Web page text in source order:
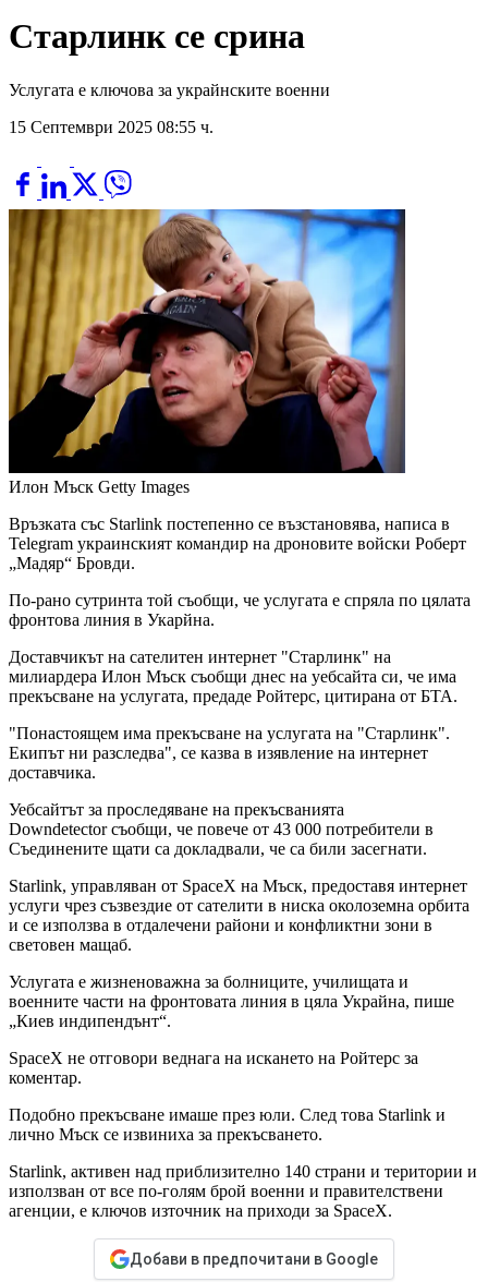
Старлинк се срина
Услугата е ключова за украйнските военни
15 Септември 2025 08:55 ч.
Илон Мъск Getty Images
Връзката със Starlink постепенно се възстановява, написа в
Telegram украинският командир на дроновите войски Роберт
„Мадяр“ Бровди.
По-рано сутринта той съобщи, че услугата е спряла по цялата
фронтова линия в Укарйна.
Доставчикът на сателитен интернет "Старлинк" на
милиардера Илон Мъск съобщи днес на уебсайта си, че има
прекъсване на услугата, предаде Ройтерс, цитирана от БТА.
"Понастоящем има прекъсване на услугата на "Старлинк".
Екипът ни разследва", се казва в изявление на интернет
доставчика.
Уебсайтът за проследяване на прекъсванията
Downdetector съобщи, че повече от 43 000 потребители в
Съединените щати са докладвали, че са били засегнати.
Starlink, управляван от SpaceX на Мъск, предоставя интернет
услуги чрез съзвездие от сателити в ниска околоземна орбита
и се използва в отдалечени райони и конфликтни зони в
световен мащаб.
Услугата е жизненоважна за болниците, училищата и
военните части на фронтовата линия в цяла Украйна, пише
„Киев индипендънт“.
SpaceX не отговори веднага на искането на Ройтерс за
коментар.
Подобно прекъсване имаше през юли. След това Starlink и
лично Мъск се извиниха за прекъсването.
Starlink, активен над приблизително 140 страни и територии и
използван от все по-голям брой военни и правителствени
агенции, е ключов източник на приходи за SpaceX.
Добави в предпочитани в Google